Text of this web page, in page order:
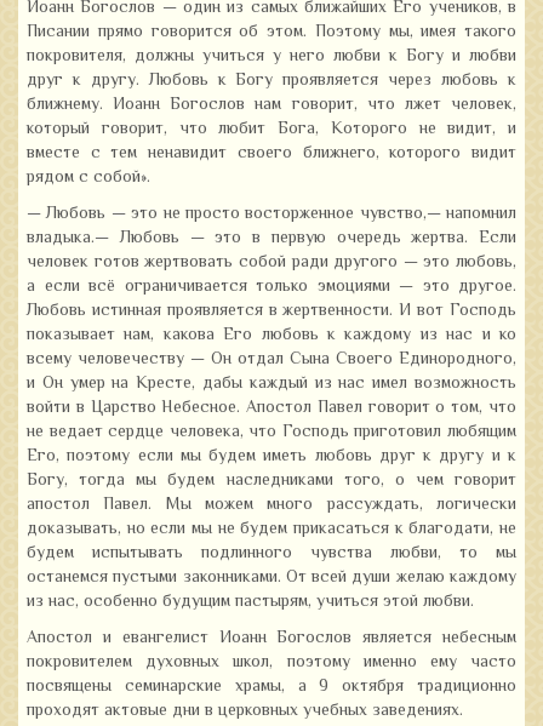
Иоанн Богослов — один из самых ближайших Его учеников, в
Писании прямо говорится об этом. Поэтому мы, имея такого
покровителя, должны учиться у него любви к Богу и любви
друг к другу. Любовь к Богу проявляется через любовь к
ближнему. Иоанн Богослов нам говорит, что лжет человек,
который говорит, что любит Бога, Которого не видит, и
вместе с тем ненавидит своего ближнего, которого видит
рядом с собой».
— Любовь — это не просто восторженное чувство,— напомнил
владыка.— Любовь — это в первую очередь жертва. Если
человек готов жертвовать собой ради другого — это любовь,
а если всё ограничивается только эмоциями — это другое.
Любовь истинная проявляется в жертвенности. И вот Господь
показывает нам, какова Его любовь к каждому из нас и ко
всему человечеству — Он отдал Сына Своего Единородного,
и Он умер на Кресте, дабы каждый из нас имел возможность
войти в Царство Небесное. Апостол Павел говорит о том, что
не ведает сердце человека, что Господь приготовил любящим
Его, поэтому если мы будем иметь любовь друг к другу и к
Богу, тогда мы будем наследниками того, о чем говорит
апостол Павел. Мы можем много рассуждать, логически
доказывать, но если мы не будем прикасаться к благодати, не
будем испытывать подлинного чувства любви, то мы
останемся пустыми законниками. От всей души желаю каждому
из нас, особенно будущим пастырям, учиться этой любви.
Апостол и евангелист Иоанн Богослов является небесным
покровителем духовных школ, поэтому именно ему часто
посвящены семинарские храмы, а 9 октября традиционно
проходят актовые дни в церковных учебных заведениях.